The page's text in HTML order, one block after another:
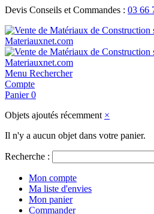
Devis Conseils et Commandes : 03 66
Menu Rechercher
Compte
Panier 0
Objets ajoutés récemment ×
Il n'y a aucun objet dans votre panier.
Recherche :
Mon compte
Ma liste d'envies
Mon panier
Commander